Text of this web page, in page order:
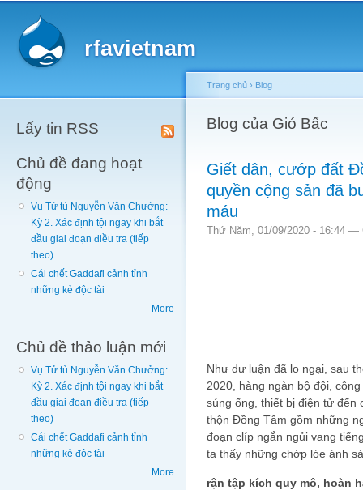
rfavietnam
Lấy tin RSS
Chủ đề đang hoạt
động
Vụ Tử tù Nguyễn Văn Chưởng:
Kỳ 2. Xác định tội ngay khi bắt
đầu giai đoạn điều tra (tiếp
theo)
Cái chết Gaddafi cảnh tỉnh
những kẻ độc tài
More
Chủ đề thảo luận mới
Vụ Tử tù Nguyễn Văn Chưởng:
Kỳ 2. Xác định tội ngay khi bắt
đầu giai đoạn điều tra (tiếp
theo)
Cái chết Gaddafi cảnh tỉnh
những kẻ độc tài
More
You are here
Trang chủ › Blog
Blog của Gió Bấc
Giết dân, cướp đất
quyền cộng sản đã
máu
Thứ Năm, 01/09/2020 - 16:44 —
Như dư luận đã lo ngại, sau
2020, hàng ngàn bộ đội,
súng ống, thiết bị điện tử đến
thộn Đồng Tâm gồm những
đoạn clíp ngắn ngủi vang
ta thấy những chớp lóe ánh
rận tập kích quy mô, hoàn